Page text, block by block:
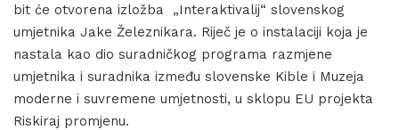
bit će otvorena izložba „Interaktivalij“ slovenskog
umjetnika Jake Železnikara. Riječ je o instalaciji koja je
nastala kao dio suradničkog programa razmjene
umjetnika i suradnika između slovenske Kible i Muzeja
moderne i suvremene umjetnosti, u sklopu EU projekta
Riskiraj promjenu.